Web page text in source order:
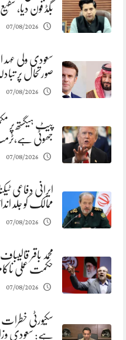
بگڈ فون دیا،
07/08/2026
سعودی ولی عہد
صورتحال پر
07/08/2026
پیٹ ہیگستھ پر
جھوٹی
07/08/2026
ایرانی دفاعی
ممالک کو جلد
07/08/2026
محمد باقر
حکمت عملی
07/08/2026
سکیورٹی خطرات
ہے: سعودی